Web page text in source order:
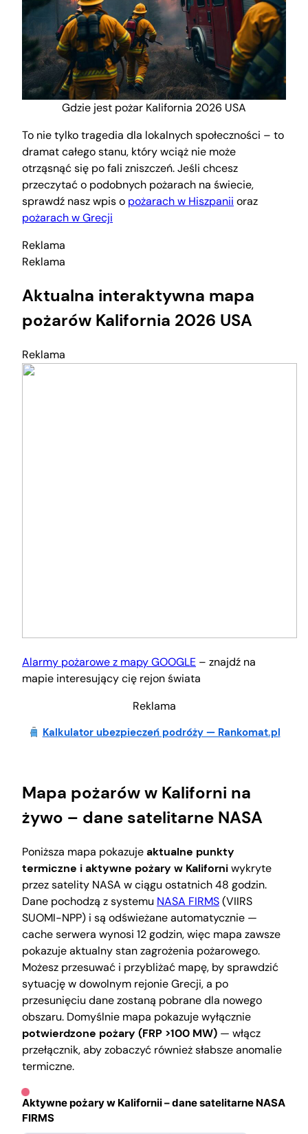
Gdzie jest pożar Kalifornia 2026 USA
To nie tylko tragedia dla lokalnych społeczności – to
dramat całego stanu, który wciąż nie może
otrząsnąć się po fali zniszczeń. Jeśli chcesz
przeczytać o podobnych pożarach na świecie,
sprawdź nasz wpis o pożarach w Hiszpanii oraz
pożarach w Grecji
Reklama
Reklama
Aktualna interaktywna mapa
pożarów Kalifornia 2026 USA
Reklama
Alarmy pożarowe z mapy GOOGLE – znajdź na
mapie interesujący cię rejon świata
Reklama
Kalkulator ubezpieczeń podróży — Rankomat.pl
Mapa pożarów w Kaliforni na
żywo – dane satelitarne NASA
Poniższa mapa pokazujeaktualne punkty
termiczne i aktywne pożary w Kaliforniwykryte
przez satelity NASA w ciągu ostatnich 48 godzin.
Dane pochodzą z systemu NASA FIRMS(VIIRS
SUOMI-NPP) i są odświeżane automatycznie —
cache serwera wynosi 12 godzin, więc mapa zawsze
pokazuje aktualny stan zagrożenia pożarowego.
Możesz przesuwać i przybliżać mapę, by sprawdzić
sytuację w dowolnym rejonie Grecji, a po
przesunięciu dane zostaną pobrane dla nowego
obszaru. Domyślnie mapa pokazuje wyłącznie
potwierdzone pożary (FRP >100 MW) — włącz
przełącznik, aby zobaczyć również słabsze anomalie
termiczne.
Aktywne pożary w Kalifornii – dane satelitarne NASA
FIRMS